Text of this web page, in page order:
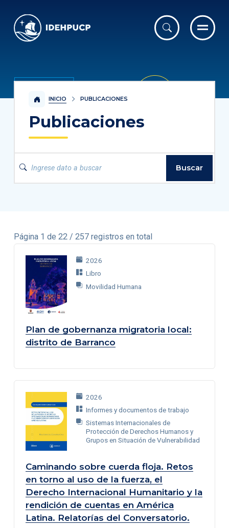
IDEHPUCP
INICIO PUBLICACIONES
Publicaciones
Buscar
Página 1 de 22 / 257 registros en total
2026
Libro
Movilidad Humana
Plan de gobernanza migratoria local:
distrito de Barranco
2026
Informes y documentos de trabajo
Sistemas Internacionales de
Protección de Derechos Humanos y
Grupos en Situación de Vulnerabilidad
Caminando sobre cuerda floja. Retos
en torno al uso de la fuerza, el
Derecho Internacional Humanitario y la
rendición de cuentas en América
Latina. Relatorías del Conversatorio.